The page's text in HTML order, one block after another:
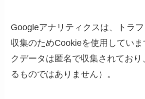
Googleアナリティクスは、トラ
収集のためCookieを使用してい
クデータは匿名で収集されてお
るものではありません）。